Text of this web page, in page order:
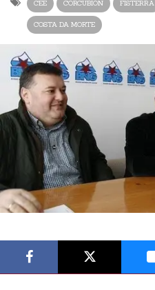
CEE CORCUBIÓN FISTERRA
COSTA DA MORTE